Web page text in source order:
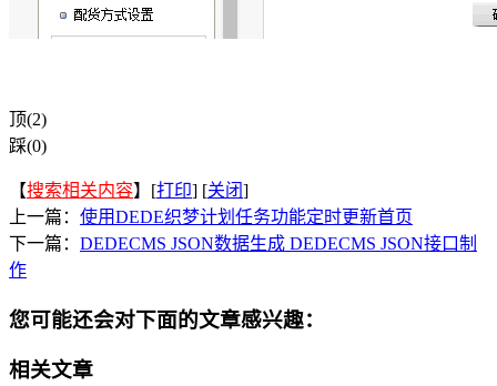
顶(2)
踩(0)
【搜索相关内容】[打印] [关闭]
上一篇： 使用DEDE织梦计划任务功能定时更新首页
下一篇： DEDECMS JSON数据生成 DEDECMS JSON接口制
作
您可能还会对下面的文章感兴趣：
相关文章